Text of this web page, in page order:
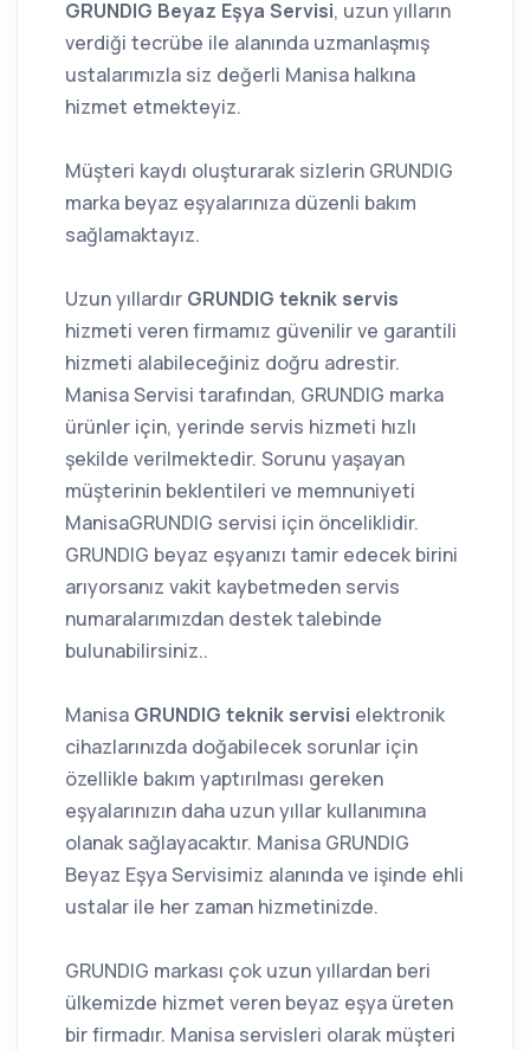
GRUNDIG Beyaz Eşya Servisi, uzun yılların
verdiği tecrübe ile alanında uzmanlaşmış
ustalarımızla siz değerli Manisa halkına
hizmet etmekteyiz.
Müşteri kaydı oluşturarak sizlerin GRUNDIG
marka beyaz eşyalarınıza düzenli bakım
sağlamaktayız.
Uzun yıllardır GRUNDIG teknik servis
hizmeti veren firmamız güvenilir ve garantili
hizmeti alabileceğiniz doğru adrestir.
Manisa Servisi tarafından, GRUNDIG marka
ürünler için, yerinde servis hizmeti hızlı
şekilde verilmektedir. Sorunu yaşayan
müşterinin beklentileri ve memnuniyeti
ManisaGRUNDIG servisi için önceliklidir.
GRUNDIG beyaz eşyanızı tamir edecek birini
arıyorsanız vakit kaybetmeden servis
numaralarımızdan destek talebinde
bulunabilirsiniz..
Manisa GRUNDIG teknik servisi elektronik
cihazlarınızda doğabilecek sorunlar için
özellikle bakım yaptırılması gereken
eşyalarınızın daha uzun yıllar kullanımına
olanak sağlayacaktır. Manisa GRUNDIG
Beyaz Eşya Servisimiz alanında ve işinde ehli
ustalar ile her zaman hizmetinizde.
GRUNDIG markası çok uzun yıllardan beri
ülkemizde hizmet veren beyaz eşya üreten
bir firmadır. Manisa servisleri olarak müşteri